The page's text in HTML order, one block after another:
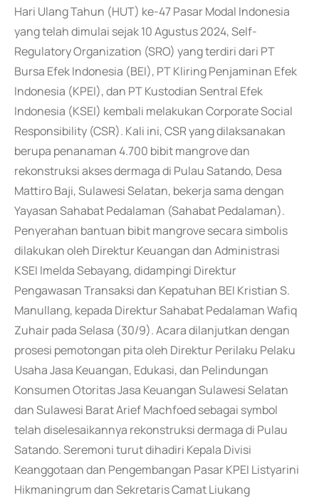
Hari Ulang Tahun (HUT) ke-47 Pasar Modal Indonesia
yang telah dimulai sejak 10 Agustus 2024, Self-
Regulatory Organization (SRO) yang terdiri dari PT
Bursa Efek Indonesia (BEI), PT Kliring Penjaminan Efek
Indonesia (KPEI), dan PT Kustodian Sentral Efek
Indonesia (KSEI) kembali melakukan Corporate Social
Responsibility (CSR). Kali ini, CSR yang dilaksanakan
berupa penanaman 4.700 bibit mangrove dan
rekonstruksi akses dermaga di Pulau Satando, Desa
Mattiro Baji, Sulawesi Selatan, bekerja sama dengan
Yayasan Sahabat Pedalaman (Sahabat Pedalaman).
Penyerahan bantuan bibit mangrove secara simbolis
dilakukan oleh Direktur Keuangan dan Administrasi
KSEI Imelda Sebayang, didampingi Direktur
Pengawasan Transaksi dan Kepatuhan BEI Kristian S.
Manullang, kepada Direktur Sahabat Pedalaman Wafiq
Zuhair pada Selasa (30/9). Acara dilanjutkan dengan
prosesi pemotongan pita oleh Direktur Perilaku Pelaku
Usaha Jasa Keuangan, Edukasi, dan Pelindungan
Konsumen Otoritas Jasa Keuangan Sulawesi Selatan
dan Sulawesi Barat Arief Machfoed sebagai symbol
telah diselesaikannya rekonstruksi dermaga di Pulau
Satando. Seremoni turut dihadiri Kepala Divisi
Keanggotaan dan Pengembangan Pasar KPEI Listyarini
Hikmaningrum dan Sekretaris Camat Liukang